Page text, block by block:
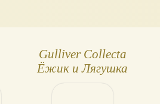
Gulliver Collecta
Ёжик и Лягушка